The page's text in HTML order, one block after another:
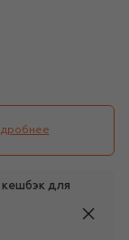
для